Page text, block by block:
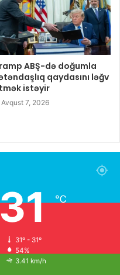
ABŞ-də doğumla
qaydasını ləğv
istəyir
Avqust 7, 2026
℃
31º - 31º
54%
3.41 km/h